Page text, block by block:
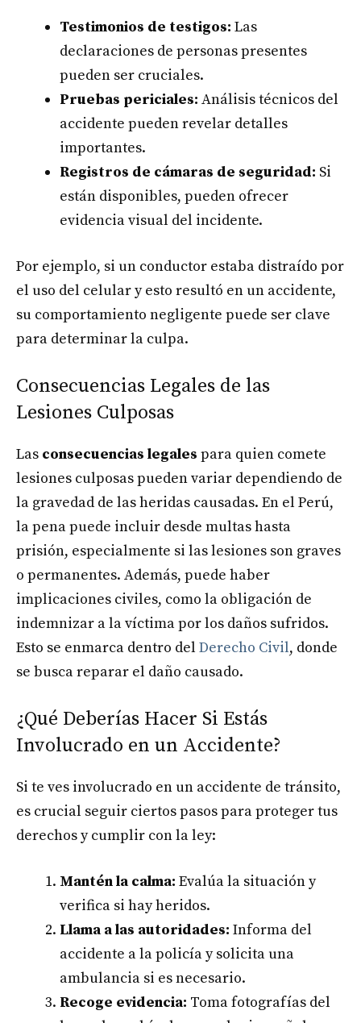
Testimonios de testigos: Las
declaraciones de personas presentes
pueden ser cruciales.
Pruebas periciales: Análisis técnicos del
accidente pueden revelar detalles
importantes.
Registros de cámaras de seguridad: Si
están disponibles, pueden ofrecer
evidencia visual del incidente.
Por ejemplo, si un conductor estaba distraído por
el uso del celular y esto resultó en un accidente,
su comportamiento negligente puede ser clave
para determinar la culpa.
Consecuencias Legales de las
Lesiones Culposas
Las consecuencias legales para quien comete
lesiones culposas pueden variar dependiendo de
la gravedad de las heridas causadas. En el Perú,
la pena puede incluir desde multas hasta
prisión, especialmente si las lesiones son graves
o permanentes. Además, puede haber
implicaciones civiles, como la obligación de
indemnizar a la víctima por los daños sufridos.
Esto se enmarca dentro del Derecho Civil, donde
se busca reparar el daño causado.
¿Qué Deberías Hacer Si Estás
Involucrado en un Accidente?
Si te ves involucrado en un accidente de tránsito,
es crucial seguir ciertos pasos para proteger tus
derechos y cumplir con la ley:
Mantén la calma: Evalúa la situación y
verifica si hay heridos.
Llama a las autoridades: Informa del
accidente a la policía y solicita una
ambulancia si es necesario.
Recoge evidencia: Toma fotografías del